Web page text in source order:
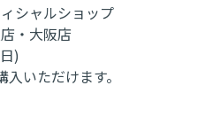
シャルショップ
・大阪店
)
いただけます。